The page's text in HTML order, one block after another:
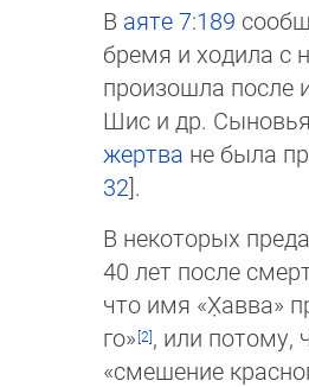
В аяте7:189
бремя и ходила с
произошла после
Шис и др.
жертва не бы­ла
32].
В некоторых
40 лет после
что имя «Х̣авва»
го»
, или потому,
«смешение